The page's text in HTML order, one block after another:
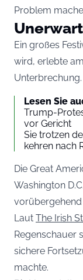
Problem
Ein großes
wird, erlebte
Unterbrechung.
Lesen Sie
Trump-
vor Gericht
Sie trotzen
kehren nach
Die Great
Washington
Laut The Irish
Regenschauer
sichere
machte.